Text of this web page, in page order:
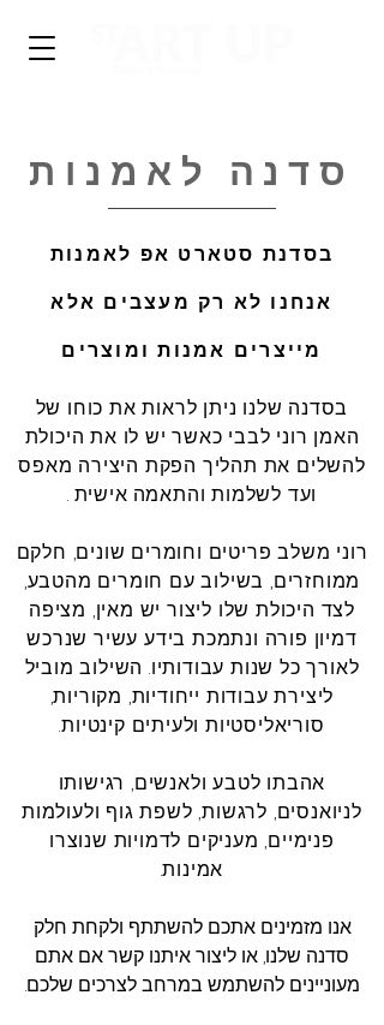
סדנה לאמנות
בסדנת סטארט אפ לאמנות
אנחנו לא רק מעצבים אלא
מייצרים אמנות ומוצרים
בסדנה שלנו ניתן לראות את כוחו של
האמן רוני לבבי כאשר יש לו את היכולת
להשלים את תהליך הפקת היצירה מאפס
ועד לשלמות והתאמה אישית .
רוני משלב פריטים וחומרים שונים, חלקם
ממוחזרים, בשילוב עם חומרים מהטבע,
לצד היכולת שלו ליצור יש מאין, מציפה
דמיון פורה ונתמכת בידע עשיר שנרכש
לאורך כל שנות עבודותיו. השילוב מוביל
ליצירת עבודות ייחודיות, מקוריות,
סוריאליסטיות ולעיתים קינטיות.
אהבתו לטבע ולאנשים, רגישותו
לניואנסים, לרגשות, לשפת גוף ולעולמות
פנימיים, מעניקים לדמויות שנוצרו
אמינות.
אנו מזמינים אתכם להשתתף ולקחת חלק
סדנה שלנו, או ליצור איתנו קשר אם אתם
מעוניינים להשתמש במרחב לצרכים שלכם.